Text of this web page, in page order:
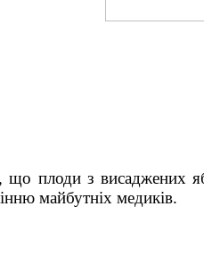
що плоди з висаджених
майбутніх медиків.